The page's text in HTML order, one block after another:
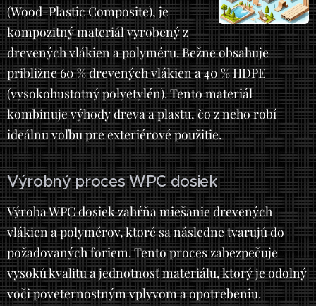
(Wood-Plastic Composite), je
kompozitný materiál vyrobený z
drevených vlákien a polyméru. Bežne obsahuje
približne 60 % drevených vlákien a 40 % HDPE
(vysokohustotný polyetylén). Tento materiál
kombinuje výhody dreva a plastu, čo z neho robí
ideálnu voľbu pre exteriérové použitie.
Výrobný proces WPC dosiek
Výroba WPC dosiek zahŕňa miešanie drevených
vlákien a polymérov, ktoré sa následne tvarujú do
požadovaných foriem. Tento proces zabezpečuje
vysokú kvalitu a jednotnosť materiálu, ktorý je odolný
voči poveternostným vplyvom a opotrebeniu.